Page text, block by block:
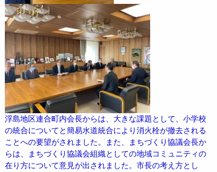
浮島地区連合町内会長からは、大きな課題として、小学校
の統合についてと簡易水道統合により消火栓が撤去される
ことへの要望がされました。また、まちづくり協議会長か
らは、まちづくり協議会組織としての地域コミュニティの
在り方について意見が出されました。市長の考え方とし